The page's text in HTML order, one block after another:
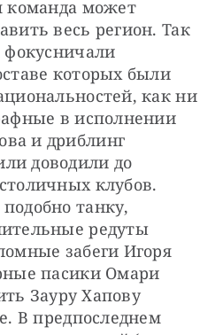
команда может
весь регион. Так
которых были
как ни
в исполнении
и дриблинг
доводили до
клубов.
танку,
редуты
забеги Игоря
пасики Омари
Зауру Хапову
В предпоследнем